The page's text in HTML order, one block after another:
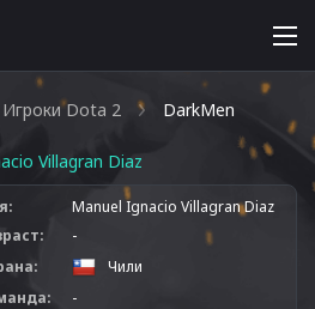
Игроки Dota 2 DarkMen
Villagran Diaz
Manuel Ignacio Villagran Diaz
-
Чили
-